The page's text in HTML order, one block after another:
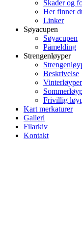
Skader og
Her finner
Linker
Søyacupen
Søyacupen
Påmelding
Strengenløyper
Beskrivelse
Vinterløyper
Frivillig
Kart merkaturer
Galleri
Filarkiv
Kontakt